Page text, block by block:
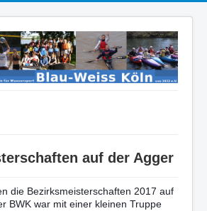
auf der Agger
die Bezirksmeisterschaften 2017 auf
BWK war mit einer kleinen Truppe